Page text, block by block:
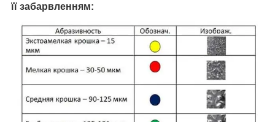
її забарвленням: